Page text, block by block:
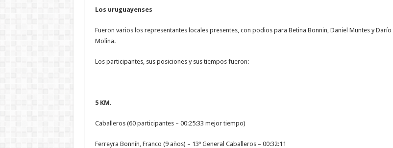
Los uruguayenses
Fueron varios los representantes locales presentes, con podios para Betina Bonnin, Daniel Muntes y Darío
Molina.
Los participantes, sus posiciones y sus tiempos fueron:
5 KM.
Caballeros (60 participantes – 00:25:33 mejor tiempo)
Ferreyra Bonnín, Franco (9 años) – 13º General Caballeros – 00:32:11